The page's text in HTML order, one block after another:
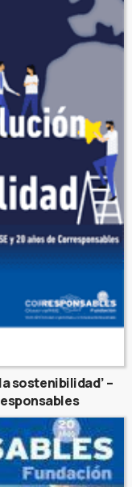
sostenibilidad’ –